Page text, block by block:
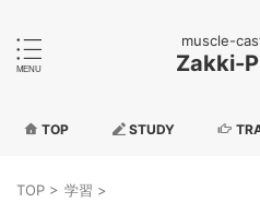
muscle-
Zakki-
TOP STUDY
TOP > 学習 >